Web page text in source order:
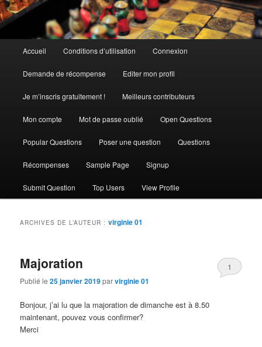
principal
Accueil Conditions d’utilisation Connexion
Demande de récompense Editer mon profil
Je m’inscris gratuitement ! Meilleurs contributeurs
Mon compte Mot de passe oublié Open Questions
Popular Questions Poser une question Questions
Récompenses Sample Page Signup
Submit Question Top Users View Profile
ARCHIVES DE L’AUTEUR :virginie 01
Majoration
Publié le25 janvier 2019parvirginie 01
1
Bonjour, j’ai lu que la majoration de dimanche est à 8.50
maintenant, pouvez vous confirmer?
Merci